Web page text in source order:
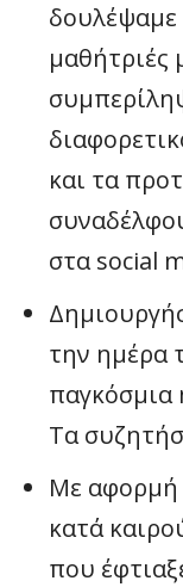
δουλέψαμε
μαθήτριές
και τα
στα social
την ημέρα
παγκόσμια
Τα
Με αφορμή
κατά
που